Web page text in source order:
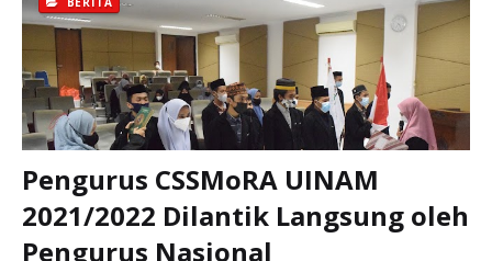
Pengurus CSSMoRA UINAM
2021/2022 Dilantik Langsung oleh
Pengurus Nasional